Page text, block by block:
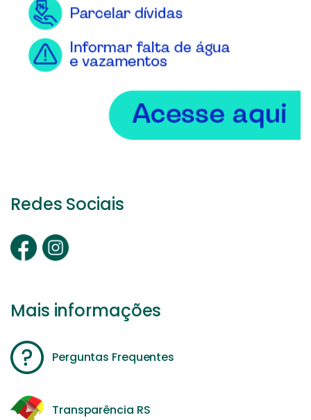
Redes Sociais
Mais informações
Perguntas Frequentes
Transparência RS